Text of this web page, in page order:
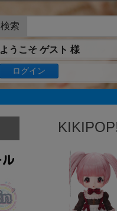
検索
ようこそ ゲスト 様
ログイン